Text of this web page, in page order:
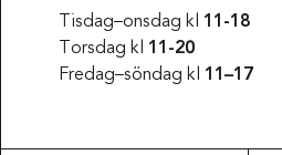
Tisdag–onsdag kl 11-18
Torsdag kl 11-20
Fredag–söndag kl 11–17